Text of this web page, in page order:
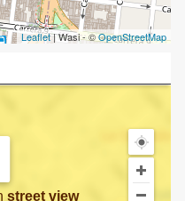
Leaflet| Wasi - ©OpenStreetMap
street view